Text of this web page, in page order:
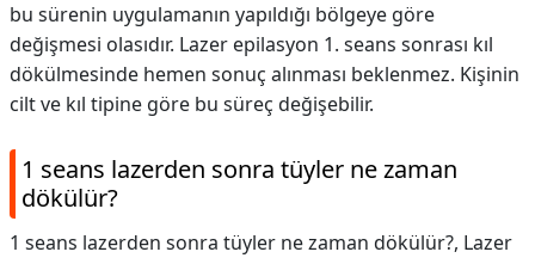
bu sürenin uygulamanın yapıldığı bölgeye göre
değişmesi olasıdır. Lazer epilasyon 1. seans sonrası kıl
dökülmesinde hemen sonuç alınması beklenmez. Kişinin
cilt ve kıl tipine göre bu süreç değişebilir.
1 seans lazerden sonra tüyler ne zaman
dökülür?
1 seans lazerden sonra tüyler ne zaman dökülür?, Lazer